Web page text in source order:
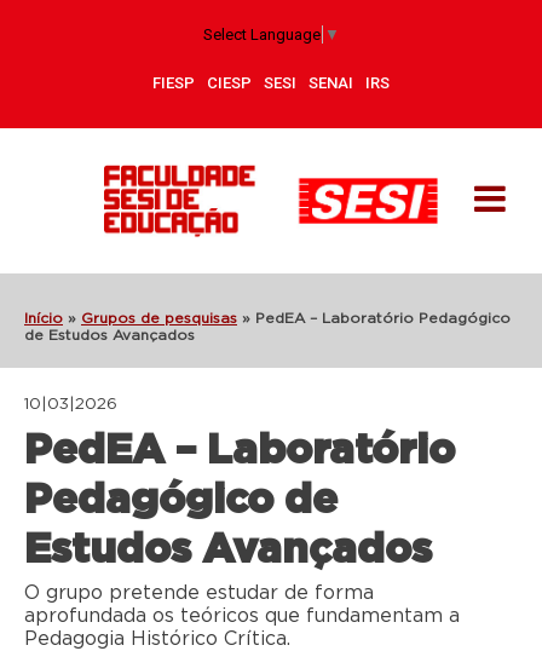
Select Language ▼
FIESP CIESP SESI SENAI IRS
Início » Grupos de pesquisas » PedEA – Laboratório Pedagógico
de Estudos Avançados
10|03|2026
PedEA – Laboratório
Pedagógico de
Estudos Avançados
O grupo pretende estudar de forma
aprofundada os teóricos que fundamentam a
Pedagogia Histórico Crítica.